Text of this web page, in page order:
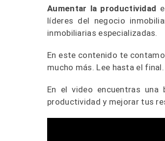
Aumentar la productividad
líderes del negocio
inmobiliarias especializadas.
En este contenido te
mucho más. Lee hasta el final.
En el video encuentras
productividad y mejorar tus